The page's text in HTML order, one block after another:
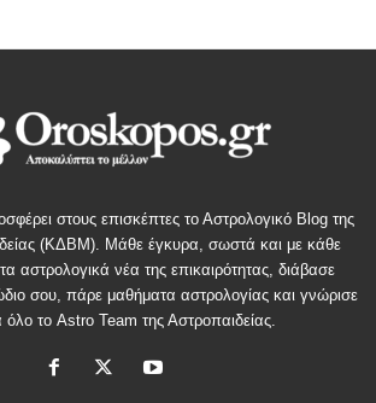
στους επισκέπτες το Αστρολογικό Blog της
(ΚΔΒΜ). Μάθε έγκυρα, σωστά και με κάθε
αστρολογικά νέα της επικαιρότητας, διάβασε
σου, πάρε μαθήματα αστρολογίας και γνώρισε
όλο το Astro Team της Αστροπαιδείας.